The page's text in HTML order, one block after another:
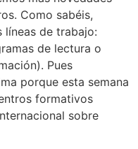
Como sabéis,
líneas de trabajo:
de lectura o
Pues
porque esta semana
formativos
sobre